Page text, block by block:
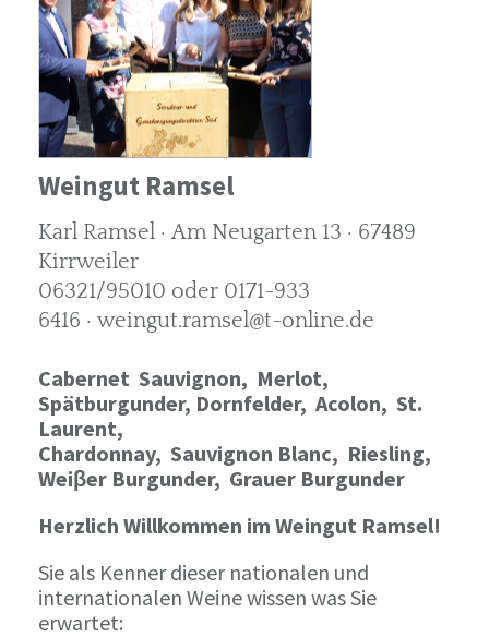
Weingut Ramsel
Karl Ramsel · Am Neugarten 13 · 67489
Kirrweiler
06321/95010 oder 0171-933
6416 · weingut.ramsel@t-online.de
Cabernet Sauvignon, Merlot,
Spätburgunder, Dornfelder, Acolon, St.
Laurent,
Chardonnay, Sauvignon Blanc, Riesling,
Weiβer Burgunder, Grauer Burgunder
Herzlich Willkommen im Weingut Ramsel!
Sie als Kenner dieser nationalen und
internationalen Weine wissen was Sie
erwartet: